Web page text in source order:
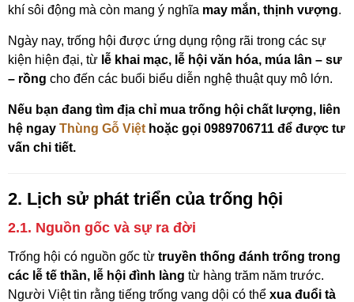
khí sôi động mà còn mang ý nghĩa may mắn, thịnh vượng.
Ngày nay, trống hội được ứng dụng rộng rãi trong các sự
kiện hiện đại, từ lễ khai mạc, lễ hội văn hóa, múa lân – sư
– rồng cho đến các buổi biểu diễn nghệ thuật quy mô lớn.
Nếu bạn đang tìm địa chỉ mua trống hội chất lượng, liên
hệ ngay Thùng Gỗ Việt hoặc gọi 0989706711 để được tư
vấn chi tiết.
2. Lịch sử phát triển của trống hội
2.1. Nguồn gốc và sự ra đời
Trống hội có nguồn gốc từ truyền thống đánh trống trong
các lễ tế thần, lễ hội đình làng từ hàng trăm năm trước.
Người Việt tin rằng tiếng trống vang dội có thể xua đuổi tà